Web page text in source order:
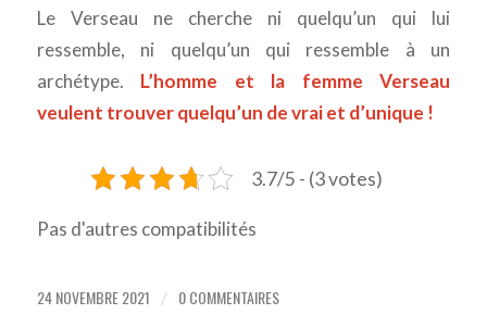
Le Verseau ne cherche ni quelqu’un qui lui
ressemble, ni quelqu’un qui ressemble à un
archétype. L’homme et la femme Verseau
veulent trouver quelqu’un de vrai et d’unique !
3.7/5 - (3 votes)
Pas d'autres compatibilités
24 NOVEMBRE 2021 / 0 COMMENTAIRES